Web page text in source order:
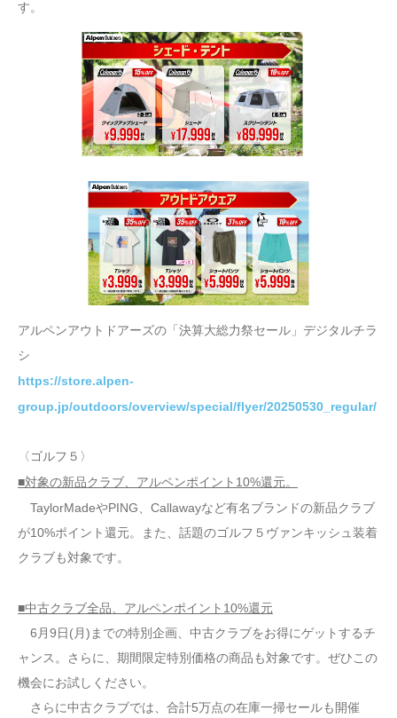
す。
アルペンアウトドアーズの「決算大総力祭セール」デジタルチラ
シ
https://store.alpen-
group.jp/outdoors/overview/special/flyer/20250530_regular/
〈ゴルフ５〉
■対象の新品クラブ、アルペンポイント10%還元。
TaylorMadeやPING、Callawayなど有名ブランドの新品クラブ
が10%ポイント還元。また、話題のゴルフ５ヴァンキッシュ装着
クラブも対象です。
■中古クラブ全品、アルペンポイント10%還元
6月9日(月)までの特別企画、中古クラブをお得にゲットするチ
ャンス。さらに、期間限定特別価格の商品も対象です。ぜひこの
機会にお試しください。
さらに中古クラブでは、合計5万点の在庫一掃セールも開催